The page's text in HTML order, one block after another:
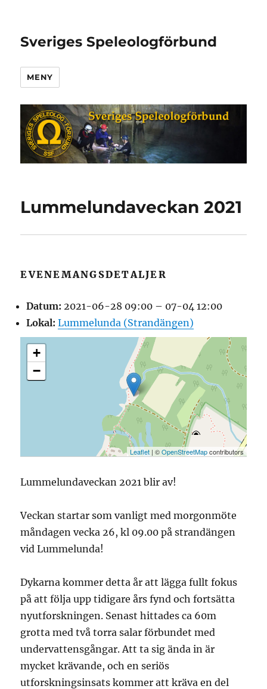
Sveriges Speleologförbund
MENY
Lummelundaveckan 2021
EVENEMANGSDETALJER
Datum: 2021-06-28 09:00 – 07-04 12:00
Lokal: Lummelunda (Strandängen)
+
−
Leaflet| ©OpenStreetMapcontributors
Lummelundaveckan 2021 blir av!
Veckan startar som vanligt med morgonmöte
måndagen vecka 26, kl 09.00 på strandängen
vid Lummelunda!
Dykarna kommer detta år att lägga fullt fokus
på att följa upp tidigare års fynd och fortsätta
nyutforskningen. Senast hittades ca 60m
grotta med två torra salar förbundet med
undervattensgångar. Att ta sig ända in är
mycket krävande, och en seriös
utforskningsinsats kommer att kräva en del